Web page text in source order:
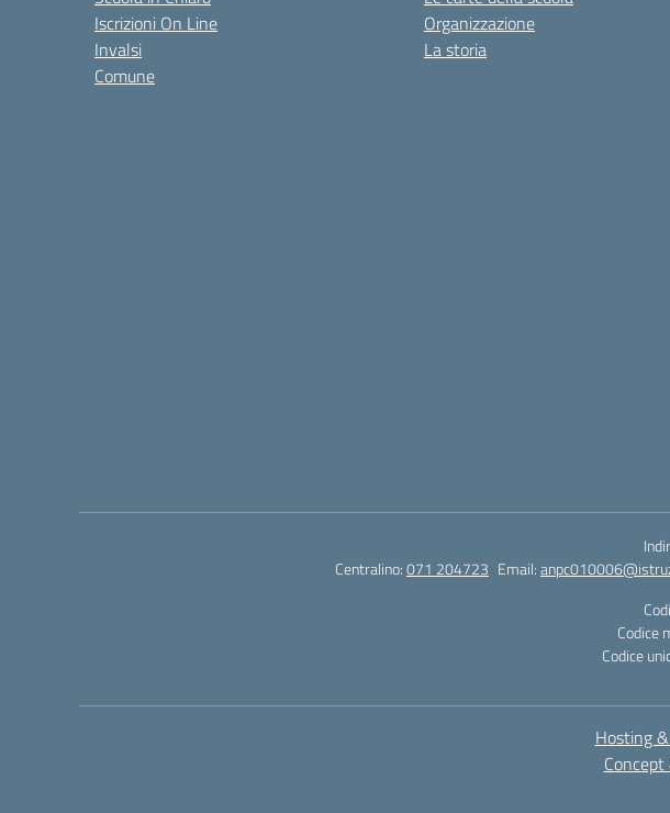
Iscrizioni On Line
Invalsi
Comune
Organizzazione
La storia
Centralino:071 204723 Email:
Codice
Codice
Hosting